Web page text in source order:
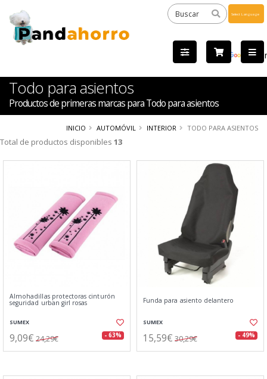
by
Todo para asientos
Productos de primeras marcas para Todo para asientos
INICIO AUTOMÓVIL INTERIOR TODO PARA ASIENTOS
Total de productos disponibles 13
Almohadillas protectoras cinturón
seguridad urban girl rosas
SUMEX
9,09€ 24,29€ - 63%
Funda para asiento delantero
SUMEX
15,59€ 30,29€ - 49%